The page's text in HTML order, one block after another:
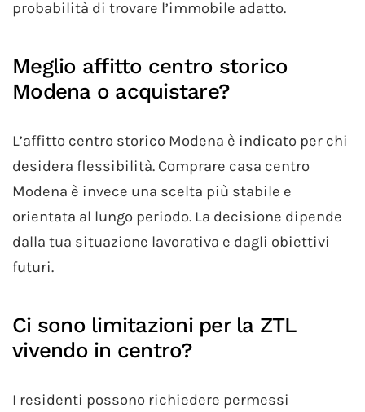
probabilità di trovare l’immobile adatto.
Meglio affitto centro storico
Modena o acquistare?
L’affitto centro storico Modena è indicato per chi
desidera flessibilità. Comprare casa centro
Modena è invece una scelta più stabile e
orientata al lungo periodo. La decisione dipende
dalla tua situazione lavorativa e dagli obiettivi
futuri.
Ci sono limitazioni per la ZTL
vivendo in centro?
I residenti possono richiedere permessi